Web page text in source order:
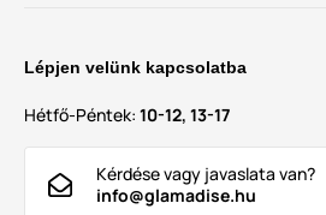
Lépjen velünk kapcsolatba
Hétfő-Péntek: 10-12, 13-17
Kérdése vagy javaslata van?
info@glamadise.hu